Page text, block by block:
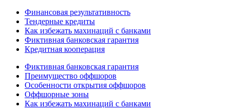
Финансовая результативность
Тендерные кредиты
Как избежать махинаций с банками
Фиктивная банковская гарантия
Кредитная кооперация
Фиктивная банковская гарантия
Преимущество оффшоров
Особенности открытия оффшоров
Оффшорные зоны
Как избежать махинаций с банками